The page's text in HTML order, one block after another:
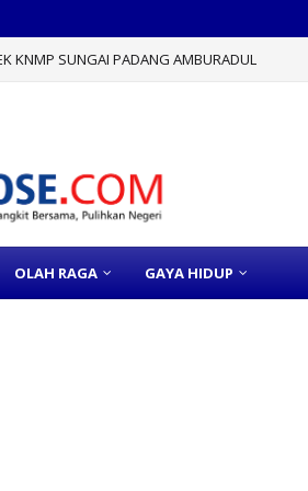
KNMP SUNGAI PADANG AMBURADUL
OLAH RAGA GAYA HIDUP